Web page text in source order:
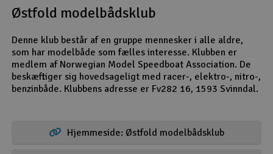
Østfold modelbådsklub
Denne klub består af en gruppe mennesker i alle aldre,
som har modelbåde som fælles interesse. Klubben er
medlem af Norwegian Model Speedboat Association. De
beskæftiger sig hovedsageligt med racer-, elektro-, nitro-,
benzinbåde. Klubbens adresse er Fv282 16, 1593 Svinndal.
Hjemmeside: Østfold modelbådsklub